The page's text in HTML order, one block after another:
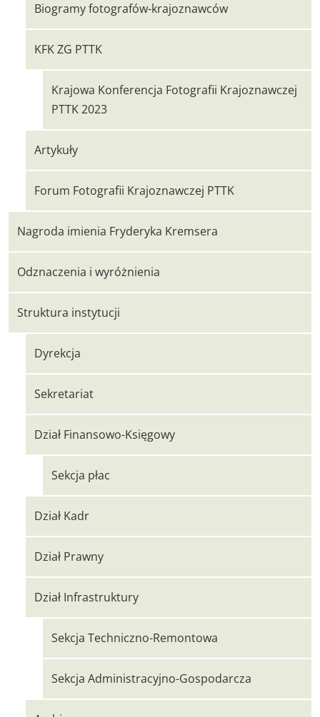
Biogramy fotografów-krajoznawców
KFK ZG PTTK
Krajowa Konferencja Fotografii Krajoznawczej
PTTK 2023
Artykuły
Forum Fotografii Krajoznawczej PTTK
Nagroda imienia Fryderyka Kremsera
Odznaczenia i wyróżnienia
Struktura instytucji
Dyrekcja
Sekretariat
Dział Finansowo-Księgowy
Sekcja płac
Dział Kadr
Dział Prawny
Dział Infrastruktury
Sekcja Techniczno-Remontowa
Sekcja Administracyjno-Gospodarcza